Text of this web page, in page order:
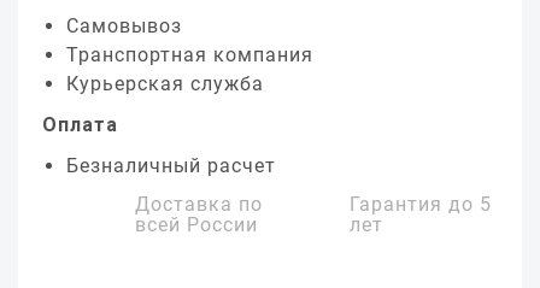
Самовывоз
Транспортная компания
Курьерская служба
Оплата
Безналичный расчет
Доставка по
всей России
Гарантия до 5
лет